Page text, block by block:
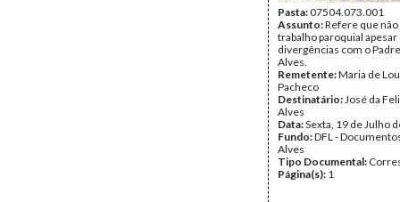
Pasta:07504.073.001
Assunto:Refere que
trabalho paroquial apesar
divergências com o
Alves.
Remetente:Maria de
Pacheco
Destinatário:José da
Alves
Data:Sexta, 19 de Julho
Fundo:DFL -
Alves
Tipo Documental:
Página(s): 1